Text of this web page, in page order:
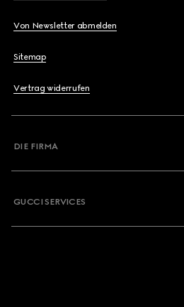
Von Newsletter abmelden
Sitemap
Vertrag widerrufen
DIE FIRMA
GUCCI SERVICES